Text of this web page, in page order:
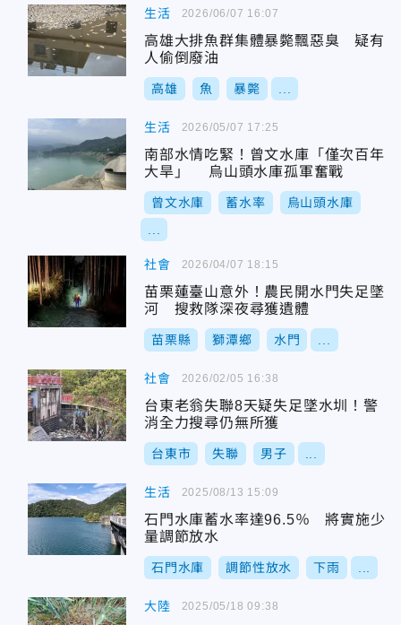
生活
高雄大排魚群集體暴斃飄惡臭 疑有
人偷倒廢油
高雄 魚 暴斃
2026/06/07 16:07
生活
南部水情吃緊！曾文水庫「僅次百年
大旱」 烏山頭水庫孤軍奮戰
曾文水庫 蓄水率 烏山頭水庫
2026/05/07 17:25
社會
苗栗蓮臺山意外！農民開水門失足墜
河 搜救隊深夜尋獲遺體
苗栗縣 獅潭鄉 水門
2026/04/07 18:15
社會
台東老翁失聯8天疑失足墜水圳！警
消全力搜尋仍無所獲
台東市 失聯 男子
2026/02/05 16:38
生活
石門水庫蓄水率達96.5％ 將實施少
量調節放水
石門水庫 調節性放水 下雨
2025/08/13 15:09
大陸 2025/05/18 09:38